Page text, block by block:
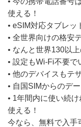
使える！
• eSIM対応タブレッ
• 全世界向けの格安
• なんと世界130以
• 設定もWi-Fi不要で
• 他のデバイスもテ
• 自国SIMからのデ
• 1年間内に使い続
使える！
今なら、無料で入手